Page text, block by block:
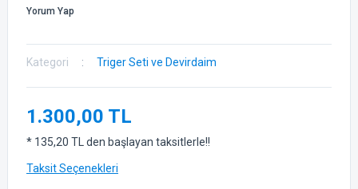
Yorum Yap
Kategori Triger Seti ve Devirdaim
1.300,00 TL
* 135,20 TL den başlayan taksitlerle!!
Taksit Seçenekleri